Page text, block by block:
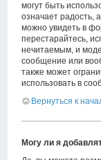
могут быть
означает радость,
можно увидеть в
перестарайтесь,
нечитаемым, и
сообщение или
также может
использовать в
Вернуться к
Могу ли я